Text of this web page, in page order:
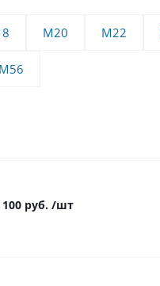
М20 М22
М56
руб. /шт